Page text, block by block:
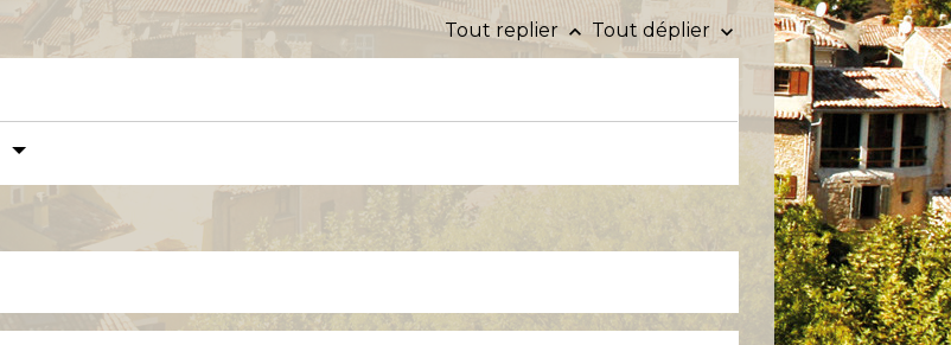
Tout replier keyboard_arrow_up Tout déplier keyboard_arrow_down